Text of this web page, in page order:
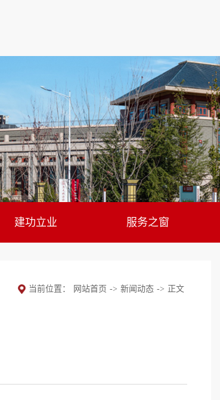
建功立业 服务之窗
当前位置： 网站首页 -> 新闻动态 -> 正文